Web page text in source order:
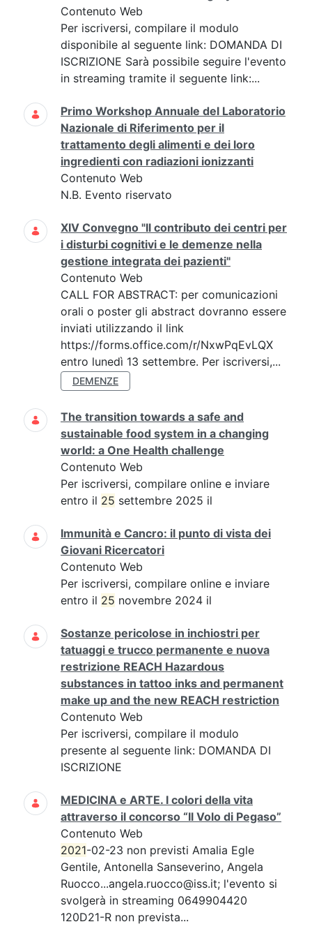
Contenuto Web
Per iscriversi, compilare il modulo
disponibile al seguente link: DOMANDA DI
ISCRIZIONE Sarà possibile seguire l'evento
in streaming tramite il seguente link:...
Primo Workshop Annuale del Laboratorio
Nazionale di Riferimento per il
trattamento degli alimenti e dei loro
ingredienti con radiazioni ionizzanti
Contenuto Web
N.B. Evento riservato
XIV Convegno "Il contributo dei centri per
i disturbi cognitivi e le demenze nella
gestione integrata dei pazienti"
Contenuto Web
CALL FOR ABSTRACT: per comunicazioni
orali o poster gli abstract dovranno essere
inviati utilizzando il link
https://forms.office.com/r/NxwPqEvLQX
entro lunedì 13 settembre. Per iscriversi,...
DEMENZE
The transition towards a safe and
sustainable food system in a changing
world: a One Health challenge
Contenuto Web
Per iscriversi, compilare online e inviare
entro il 25 settembre 2025 il
Immunità e Cancro: il punto di vista dei
Giovani Ricercatori
Contenuto Web
Per iscriversi, compilare online e inviare
entro il 25 novembre 2024 il
Sostanze pericolose in inchiostri per
tatuaggi e trucco permanente e nuova
restrizione REACH Hazardous
substances in tattoo inks and permanent
make up and the new REACH restriction
Contenuto Web
Per iscriversi, compilare il modulo
presente al seguente link: DOMANDA DI
ISCRIZIONE
MEDICINA e ARTE. I colori della vita
attraverso il concorso “Il Volo di Pegaso”
Contenuto Web
2021-02-23 non previsti Amalia Egle
Gentile, Antonella Sanseverino, Angela
Ruocco...angela.ruocco@iss.it; l'evento si
svolgerà in streaming 0649904420
120D21-R non prevista...